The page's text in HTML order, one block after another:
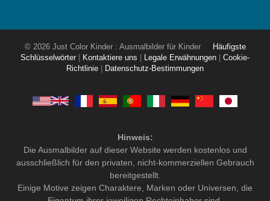
© 2026 Just Color Kinder : Ausmalbilder für Kinder
Häufigste
Schlüsselwörter
Kontaktiere uns Legale Erwähnungen
Cookie-
Richtlinie
Datenschutz-Bestimmungen
Hinweis:
Die Ausmalbilder auf dieser Website werden kostenlos und
ausschließlich für den privaten, nicht-kommerziellen Gebrauch
bereitgestellt.
Einige Motive zeigen Charaktere, Marken oder Universen, die